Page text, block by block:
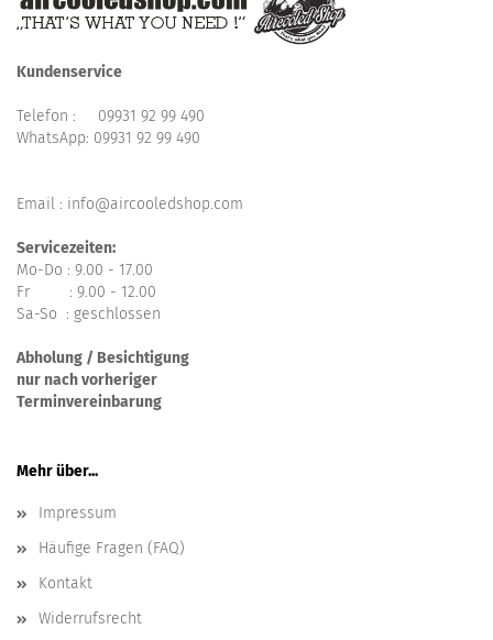
Kundenservice
Telefon : 09931 92 99 490
WhatsApp: 09931 92 99 490
Email : info@aircooledshop.com
Servicezeiten:
Mo-Do : 9.00 - 17.00
Fr : 9.00 - 12.00
Sa-So : geschlossen
Abholung / Besichtigung
nur nach vorheriger
Terminvereinbarung
Mehr über...
Impressum
Häufige Fragen (FAQ)
Kontakt
Widerrufsrecht